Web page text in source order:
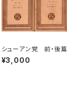
シューアン党 前・後篇
¥3,000